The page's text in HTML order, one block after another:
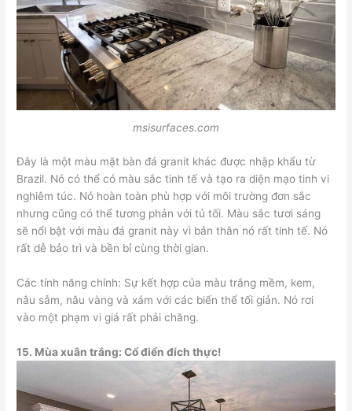
msisurfaces.com
Đây là một màu mặt bàn đá granit khác được nhập khẩu từ
Brazil. Nó có thể có màu sắc tinh tế và tạo ra diện mạo tinh vi
nghiêm túc. Nó hoàn toàn phù hợp với môi trường đơn sắc
nhưng cũng có thể tương phản với tủ tối. Màu sắc tươi sáng
sẽ nổi bật với màu đá granit này vì bản thân nó rất tinh tế. Nó
rất dễ bảo trì và bền bỉ cùng thời gian.
Các tính năng chính: Sự kết hợp của màu trắng mềm, kem,
nâu sẫm, nâu vàng và xám với các biến thể tối giản. Nó rơi
vào một phạm vi giá rất phải chăng.
15. Mùa xuân trắng: Cổ điển đích thực!